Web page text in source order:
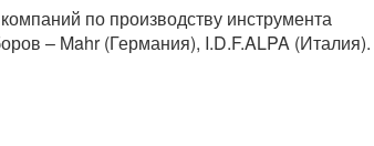
по производству инструмента
– Mahr (Германия), I.D.F.ALPA (Италия).